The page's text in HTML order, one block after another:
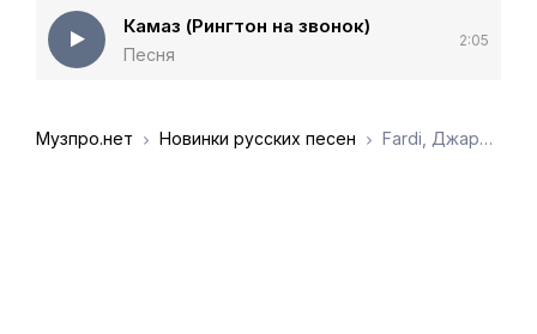
Камаз (Рингтон на звонок)
Песня
2:05
Музпро.нет Новинки русских песен Fardi, Джаро - Звонок от папы